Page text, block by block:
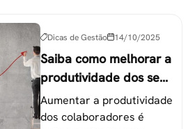
Dicas de Gestão 14/10/2025
Saiba como melhorar a
produtividade dos seus
colaboradores
Aumentar a produtividade
dos colaboradores é